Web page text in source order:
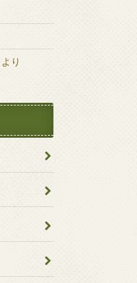
より